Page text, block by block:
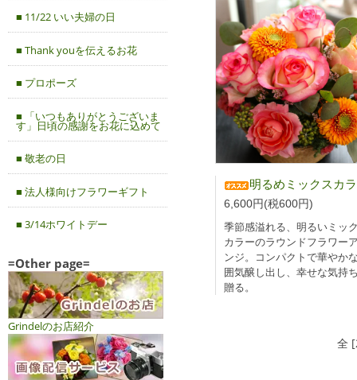
明るめミックスカラーのラウンドアレンジ
6,600円(税600円)
季節感溢れる、明るいミッ
カラーのラウンドフラワー
ンジ。コンパクトで華やか
囲気醸し出し、幸せな気持
贈る。
全
■ 11/22 いい夫婦の日
■ Thank youを伝えるお花
■ プロポーズ
■ 「いつもありがとうございま
す」日頃の感謝をお花に込めて
■ 敬老の日
■ 法人様向けフラワーギフト
■ 3/14ホワイトデー
=Other page=
Grindelのお店紹介